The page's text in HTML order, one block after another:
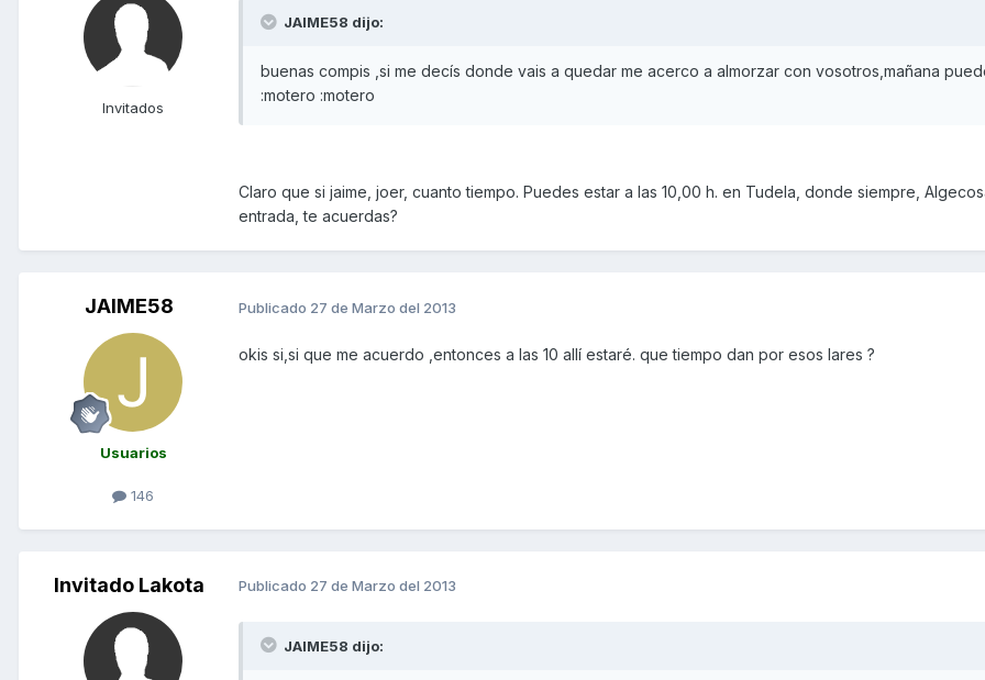
Invitados
JAIME58 dijo:
buenas compis ,si me decís donde vais a quedar me acerco a almorzar con vosotros,mañana
:motero :motero
Claro que si jaime, joer, cuanto tiempo. Puedes estar a las 10,00 h. en Tudela, donde siempre,
entrada, te acuerdas?
JAIME58
Usuarios
146
Publicado 27 de Marzo del 2013
okis si,si que me acuerdo ,entonces a las 10 allí estaré. que tiempo dan por esos lares ?
Invitado Lakota Publicado 27 de Marzo del 2013
JAIME58 dijo: